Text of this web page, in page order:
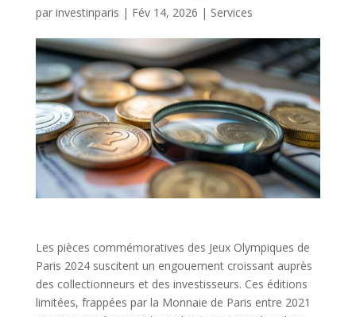
par investinparis | Fév 14, 2026 | Services
Les pièces commémoratives des Jeux Olympiques de
Paris 2024 suscitent un engouement croissant auprès
des collectionneurs et des investisseurs. Ces éditions
limitées, frappées par la Monnaie de Paris entre 2021